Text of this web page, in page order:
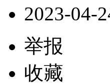
2023-04-
举报
收藏